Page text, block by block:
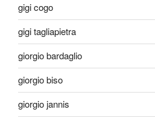
gigi cogo
gigi tagliapietra
giorgio bardaglio
giorgio biso
giorgio jannis